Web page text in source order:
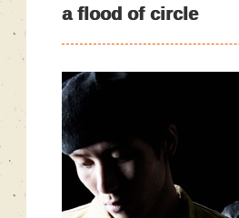
a flood of circle